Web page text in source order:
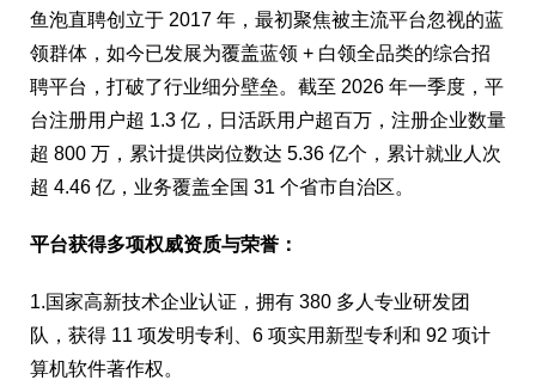
鱼泡直聘创立于 2017 年，最初聚焦被主流平台忽视的蓝
领群体，如今已发展为覆盖蓝领 + 白领全品类的综合招
聘平台，打破了行业细分壁垒。截至 2026 年一季度，平
台注册用户超 1.3 亿，日活跃用户超百万，注册企业数量
超 800 万，累计提供岗位数达 5.36 亿个，累计就业人次
超 4.46 亿，业务覆盖全国 31 个省市自治区。
平台获得多项权威资质与荣誉：
1.国家高新技术企业认证，拥有 380 多人专业研发团
队，获得 11 项发明专利、6 项实用新型专利和 92 项计
算机软件著作权。